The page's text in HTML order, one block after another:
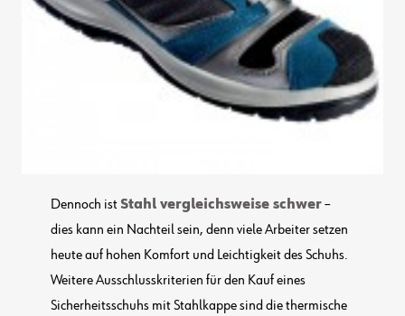
Dennoch istStahl vergleichsweise schwer–
dies kann ein Nachteil sein, denn viele Arbeiter setzen
heute auf hohen Komfort und Leichtigkeit des Schuhs.
Weitere Ausschlusskriterien für den Kauf eines
Sicherheitsschuhs mit Stahlkappe sind die thermische